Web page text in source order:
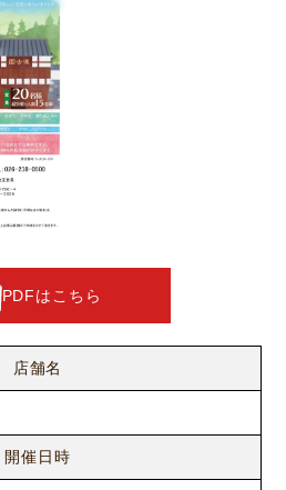
PDFはこちら
店舗名
開催日時